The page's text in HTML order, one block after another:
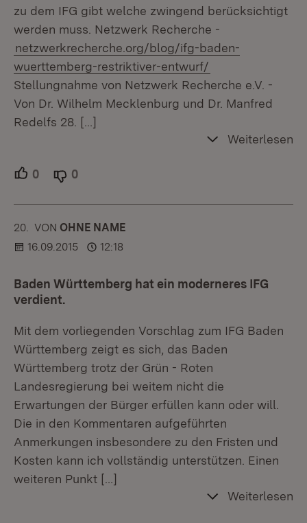
zu dem IFG gibt welche zwingend berücksichtigt
werden muss. Netzwerk Recherche -
netzwerkrecherche.org/blog/ifg-baden-
wuerttemberg-restriktiver-entwurf/
Stellungnahme von Netzwerk Recherche e.V. -
Von Dr. Wilhelm Mecklenburg und Dr. Manfred
Redelfs 28. […]
Weiterlesen
0 Unterstützer.
0
20. KOMMENTAR
VON :OHNE NAME
16.09.2015
12:18
Baden Württemberg hat ein moderneres IFG
verdient.
Mit dem vorliegenden Vorschlag zum IFG Baden
Württemberg zeigt es sich, das Baden
Württemberg trotz der Grün - Roten
Landesregierung bei weitem nicht die
Erwartungen der Bürger erfüllen kann oder will.
Die in den Kommentaren aufgeführten
Anmerkungen insbesondere zu den Fristen und
Kosten kann ich vollständig unterstützen. Einen
weiteren Punkt […]
Weiterlesen